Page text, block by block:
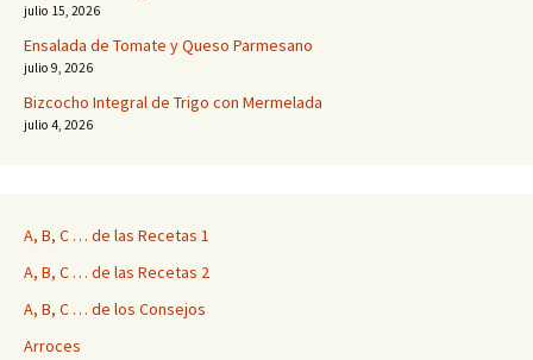
julio 15, 2026
Ensalada de Tomate y Queso Parmesano
julio 9, 2026
Bizcocho Integral de Trigo con Mermelada
julio 4, 2026
A, B, C … de las Recetas 1
A, B, C … de las Recetas 2
A, B, C … de los Consejos
Arroces